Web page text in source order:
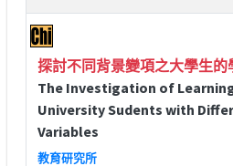
探討不同背景變項之大學生的
The Investigation of
University Sudents with
Variables
教育研究所